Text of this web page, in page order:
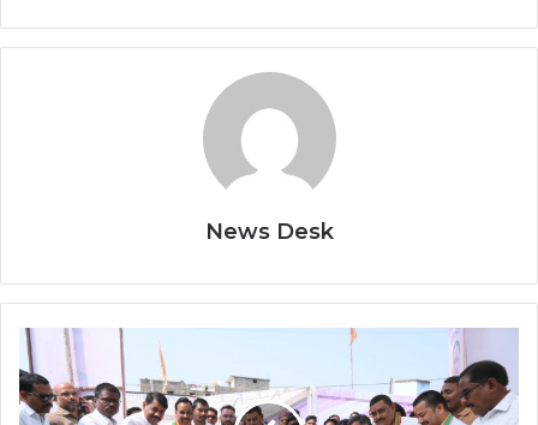
News Desk
उप
मुख्यमंत्री
विजय
शर्मा